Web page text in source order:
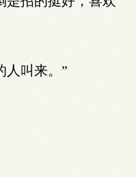
人叫来。”